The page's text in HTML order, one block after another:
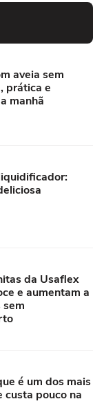
aveia sem
prática e
manhã
da Usaflex
e aumentam a
é um dos mais
custa pouco na